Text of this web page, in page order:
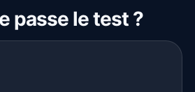
passe le test ?